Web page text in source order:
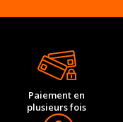
Paiement en
plusieurs fois